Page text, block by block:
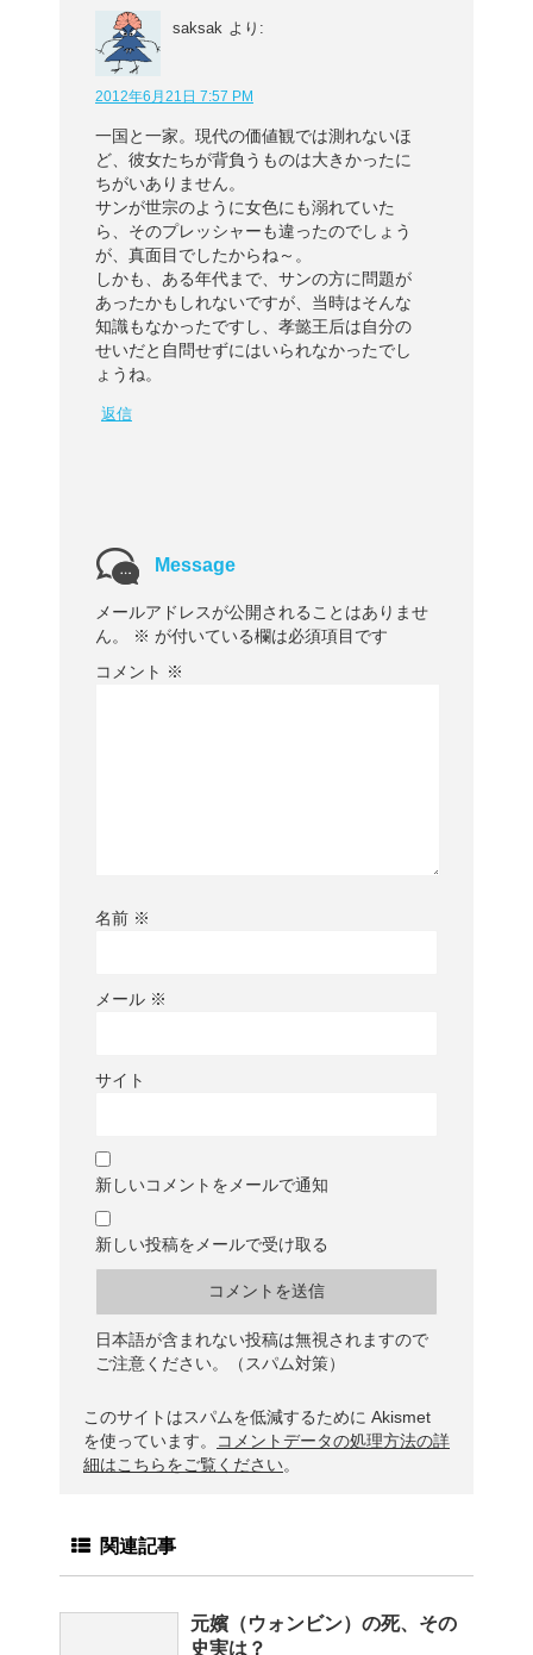
saksak より:
2012年6月21日 7:57 PM
一国と一家。現代の価値観では測れないほ
ど、彼女たちが背負うものは大きかったに
ちがいありません。
サンが世宗のように女色にも溺れていた
ら、そのプレッシャーも違ったのでしょう
が、真面目でしたからね～。
しかも、ある年代まで、サンの方に問題が
あったかもしれないですが、当時はそんな
知識もなかったですし、孝懿王后は自分の
せいだと自問せずにはいられなかったでし
ょうね。
返信
Message
メールアドレスが公開されることはありませ
ん。
※ が付いている欄は必須項目です
コメント ※
名前 ※
メール ※
サイト
新しいコメントをメールで通知
新しい投稿をメールで受け取る
日本語が含まれない投稿は無視されますので
ご注意ください。（スパム対策）
このサイトはスパムを低減するために Akismet
を使っています。
コメントデータの処理方法の詳
細はこちらをご覧ください。
関連記事
元嬪（ウォンビン）の死、その
史実は？